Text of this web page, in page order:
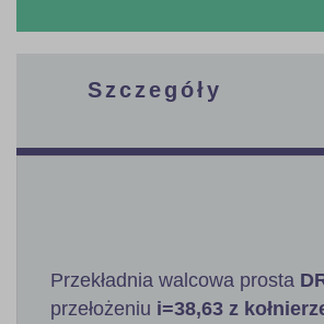
Szczegóły
Przekładnia walcowa prosta
przełożeniu i=38,63 z